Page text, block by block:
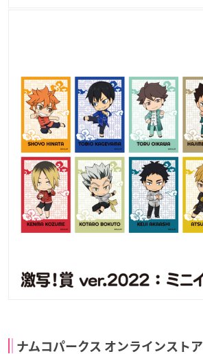
ナムコパークス オンラインストア